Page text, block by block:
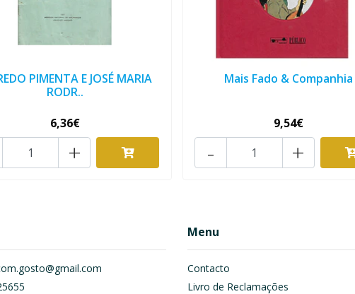
PIMENTA E JOSÉ MARIA
RODR..
6,36€
+
Mais Fado & Companhia
9,54€
+
-
Menu
Contacto
Livro de Reclamações